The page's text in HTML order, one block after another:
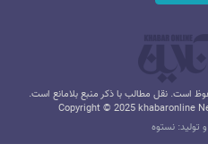
است. نقل مطالب با ذکر منبع بلامانع است.
Copyright © 2025 khabaronline
تولید: نستوه